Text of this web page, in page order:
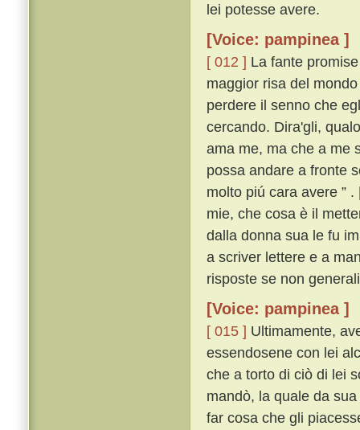
lei potesse avere.
[Voice: pampinea ]
[ 012 ] La fante
maggior risa del
perdere il senno che
cercando. Dira'gli,
ama me, ma che a me
possa andare a fronte
molto piú cara avere ” .
mie, che cosa è il
dalla donna sua le fu
a scriver lettere e a
risposte se non
[Voice: pampinea ]
[ 015 ] Ultimamente,
essendosene con lei
che a torto di ciò di lei
mandò, la quale da
far cosa che gli